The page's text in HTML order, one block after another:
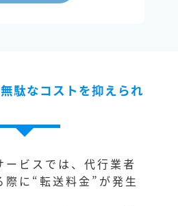
駄なコストを抑えられ
ービスでは、代行業者
際に“転送料金”が発生